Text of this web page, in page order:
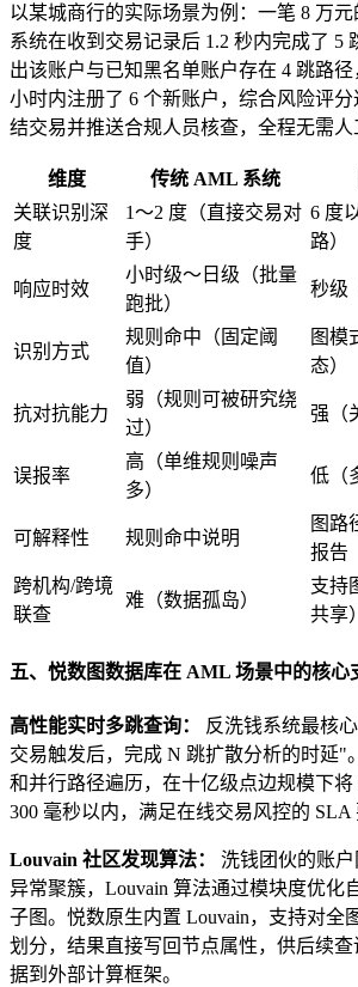
以某城商行的实际场景为例：一笔 8 万元
系统在收到交易记录后 1.2 秒内完成了 5
出该账户与已知黑名单账户存在 4 跳路
小时内注册了 6 个新账户，综合风险评
结交易并推送合规人员核查，全程无需人
维度 传统 AML 系统
关联识别深
度
1～2 度（直接交易对
手）
6 度
路）
响应时效
小时级～日级（批量
跑批）
秒级
识别方式
规则命中（固定阈
值）
图模
态）
抗对抗能力
弱（规则可被研究绕
过）
强（
误报率
高（单维规则噪声
多）
低（
可解释性 规则命中说明
图路
报告
跨机构/跨境
联查
难（数据孤岛）
支持
共享）
五、悦数图数据库在 AML 场景中的核心
高性能实时多跳查询：
反洗钱系统最核
交易触发后，完成 N 跳扩散分析的时延"
和并行路径遍历，在十亿级点边规模下
300 毫秒以内，满足在线交易风控的 SLA
Louvain 社区发现算法：
洗钱团伙的账
异常聚簇，Louvain 算法通过模块度优化
子图。悦数原生内置 Louvain，支持对全
划分，结果直接写回节点属性，供后续
据到外部计算框架。